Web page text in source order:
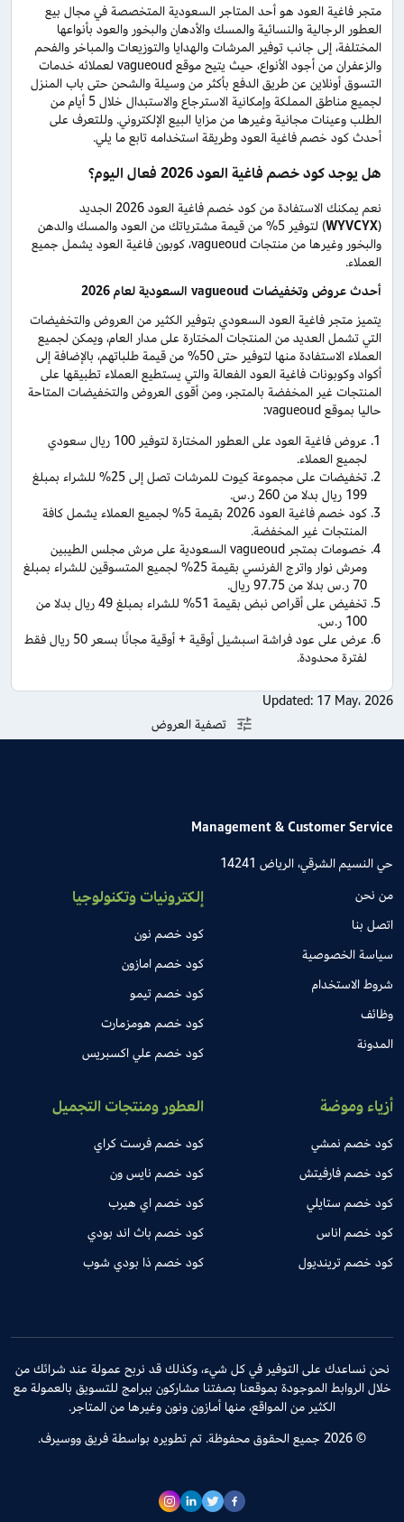
متجر فاغية العود هو أحد المتاجر السعودية المتخصصة في مجال بيع
العطور الرجالية والنسائية والمسك والأدهان والبخور والعود بأنواعها
المختلفة، إلى جانب توفير المرشات والهدايا والتوزيعات والمباخر والفحم
والزعفران من أجود الأنواع، حيث يتيح موقع vagueoud لعملائه خدمات
التسوق أونلاين عن طريق الدفع بأكثر من وسيلة والشحن حتى باب المنزل
لجميع مناطق المملكة وإمكانية الاسترجاع والاستبدال خلال 5 أيام من
الطلب وعينات مجانية وغيرها من مزايا البيع الإلكتروني. وللتعرف على
أحدث كود خصم فاغية العود وطريقة استخدامه تابع ما يلي.
هل يوجد كود خصم فاغية العود 2026 فعال اليوم؟
نعم يمكنك الاستفادة من كود خصم فاغية العود 2026 الجديد
(
WYVCYX
) لتوفير 5% من قيمة مشترياتك من العود والمسك والدهن
والبخور وغيرها من منتجات vagueoud، كوبون فاغية العود يشمل جميع
العملاء.
أحدث عروض وتخفيضات
السعودية لعام 2026
يتميز متجر فاغية العود السعودي بتوفير الكثير من العروض والتخفيضات
التي تشمل العديد من المنتجات المختارة على مدار العام، ويمكن لجميع
العملاء الاستفادة منها لتوفير حتى 50% من قيمة طلباتهم، بالإضافة إلى
أكواد وكوبونات فاغية العود الفعالة والتي يستطيع العملاء تطبيقها على
المنتجات غير المخفضة بالمتجر، ومن أقوى العروض والتخفيضات المتاحة
حاليا بموقع vagueoud:
عروض فاغية العود على العطور المختارة لتوفير 100 ريال سعودي
لجميع العملاء.
تخفيضات على مجموعة كيوت للمرشات تصل إلى 25% للشراء بمبلغ
199 ريال بدلا من 260 ر.س.
كود خصم فاغية العود 2026 بقيمة 5% لجميع العملاء يشمل كافة
المنتجات غير المخفضة.
خصومات بمتجر vagueoud السعودية على مرش مجلس الطيبين
ومرش نوار واترج الفرنسي بقيمة 25% لجميع المتسوقين للشراء بمبلغ
70 ر.س بدلا من 97.75 ريال.
تخفيض على أقراص نبض بقيمة 51% للشراء بمبلغ 49 ريال بدلا من
100 ر.س.
عرض على عود فراشة اسبشيل أوقية + أوقية مجانًا بسعر 50 ريال فقط
لفترة محدودة.
Updated: 17 May، 2026
تصفية العروض
Management & Customer Service
حي النسيم الشرقي، الرياض 14241
من نحن
اتصل بنا
سياسة الخصوصية
شروط الاستخدام
وظائف
المدونة
إلكترونيات وتكنولوجيا
كود خصم نون
كود خصم امازون
كود خصم تيمو
كود خصم هومزمارت
كود خصم علي اكسبريس
أزياء وموضة
كود خصم نمشي
كود خصم فارفيتش
كود خصم ستايلي
كود خصم اناس
كود خصم ترينديول
العطور ومنتجات التجميل
كود خصم فرست كراي
كود خصم نايس ون
كود خصم اي هيرب
كود خصم باث اند بودي
كود خصم ذا بودي شوب
نحن نساعدك على التوفير في كل شيء، وكذلك قد نربح عمولة عند شرائك من
خلال الروابط الموجودة بموقعنا بصفتنا مشاركون ببرامج للتسويق بالعمولة مع
الكثير من المواقع، منها أمازون ونون وغيرها من المتاجر.
© 2026 جميع الحقوق محفوظة. تم تطويره بواسطة فريق ووسيرف.